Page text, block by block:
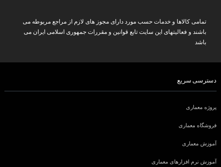
تمامی کالاها و خدمات حسب مورد دارای مجوز های لازم از مراجع مربوطه می
باشند و فعالیتهای این سایت تابع قوانین و مقررات جمهوری اسلامی ایران می
باشد
دسترسی سریع
پروژه معماری
فروشگاه معماری
آموزش معماری
آموزش نرم افزارهای معماری